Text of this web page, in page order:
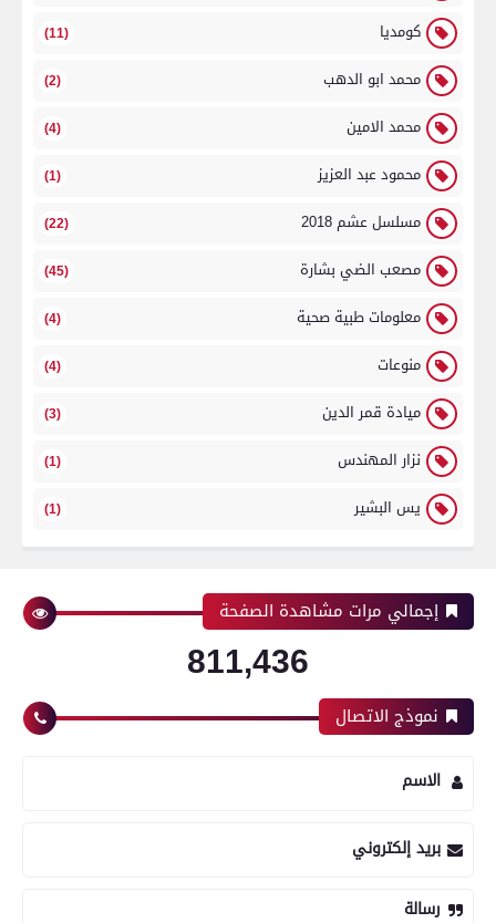
كومديا (11)
محمد ابو الدهب (2)
محمد الامين (4)
محمود عبد العزيز (1)
مسلسل عشم 2018 (22)
مصعب الضي بشارة (45)
معلومات طبية صحية (4)
منوعات (4)
ميادة قمر الدين (3)
نزار المهندس (1)
يس البشير (1)
إجمالي مرات مشاهدة الصفحة
811,436
نموذج الاتصال
الاسم
بريد إلكتروني
رسالة